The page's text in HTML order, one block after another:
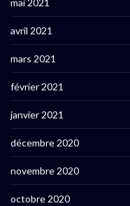
mai 2021
avril 2021
mars 2021
février 2021
janvier 2021
décembre 2020
novembre 2020
octobre 2020